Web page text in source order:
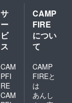
サ
ー
ビ
ス
CAM
PFI
RE
CAM
CAMP
FIRE
につい
て
CAMP
FIREと
は
あんし